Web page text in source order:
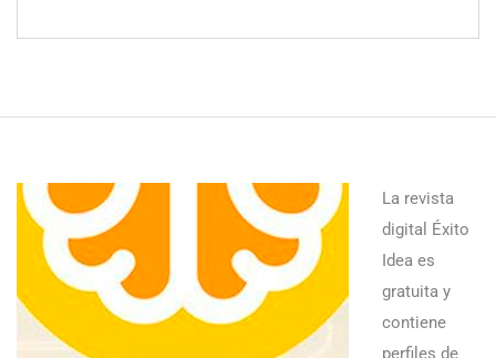
La revista
digital Éxito
Idea es
gratuita y
contiene
perfiles de